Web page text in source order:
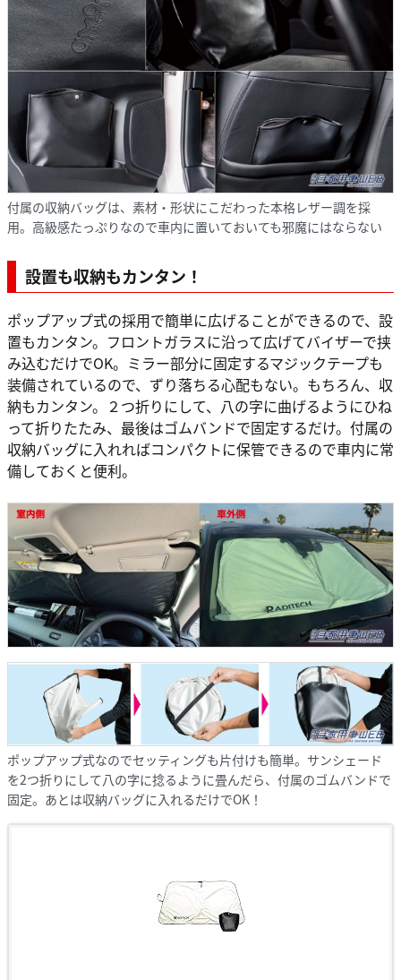
付属の収納バッグは、素材・形状にこだわった本格レザー調を採
用。高級感たっぷりなので車内に置いておいても邪魔にはならない
設置も収納もカンタン！
ポップアップ式の採用で簡単に広げることができるので、設
置もカンタン。フロントガラスに沿って広げてバイザーで挟
み込むだけでOK。ミラー部分に固定するマジックテープも
装備されているので、ずり落ちる心配もない。もちろん、収
納もカンタン。２つ折りにして、八の字に曲げるようにひね
って折りたたみ、最後はゴムバンドで固定するだけ。付属の
収納バッグに入れればコンパクトに保管できるので車内に常
備しておくと便利。
ポップアップ式なのでセッティングも片付けも簡単。サンシェード
を2つ折りにして八の字に捻るように畳んだら、付属のゴムバンドで
固定。あとは収納バッグに入れるだけでOK！